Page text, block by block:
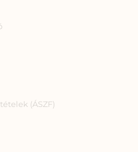
(ÁSZF)